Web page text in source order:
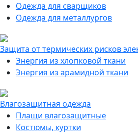
Одежда для сварщиков
Одежда для металлургов
Защита от термических рисков
Энергия из хлопковой ткани
Энергия из арамидной ткани
Влагозащитная одежда
Плащи влагозащитные
Костюмы, куртки